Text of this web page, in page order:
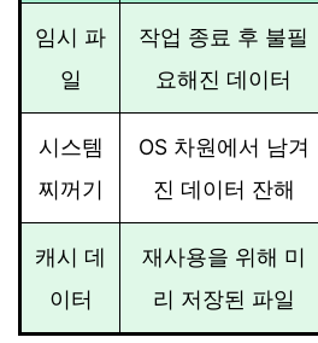
임시 파
일
작업 종료 후 불필
요해진 데이터
시스템
찌꺼기
OS 차원에서 남겨
진 데이터 잔해
캐시 데
이터
재사용을 위해 미
리 저장된 파일